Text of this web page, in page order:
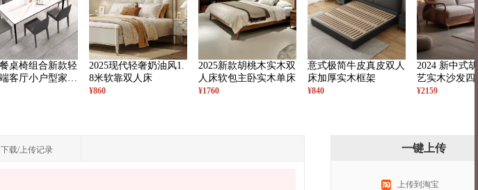
桌椅组合新款轻
客厅小户型家用
桌
2025现代轻奢奶油风1.
8米软靠双人床
¥860
2025新款胡桃木实木双
人床软包主卧实木单床
¥1760
意式极简牛皮真皮双人
床加厚实木框架
¥840
2024 新中式
艺实木沙发四
妃榻组合
¥2159
下载/上传记录 一键上传
上传到淘宝